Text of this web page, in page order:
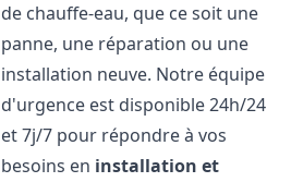
de chauffe-eau, que ce soit une
panne, une réparation ou une
installation neuve. Notre équipe
d'urgence est disponible 24h/24
et 7j/7 pour répondre à vos
besoins en installation et